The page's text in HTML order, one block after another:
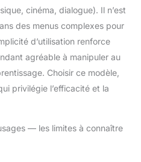
cinéma, dialogue). Il n’est
des menus complexes pour
d’utilisation renforce
agréable à manipuler au
Choisir ce modèle,
privilégie l’efficacité et la
— les limites à connaître